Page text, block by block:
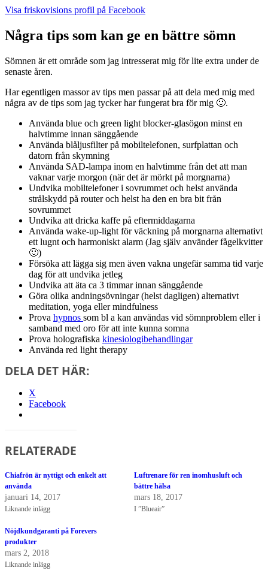
Facebook
på
profil
Google+
Visa friskovisions profil på Facebook
Några tips som kan ge en bättre sömn
Sömnen är ett område som jag intresserat mig för lite extra under de
senaste åren.
Har egentligen massor av tips men passar på att dela med mig med
några av de tips som jag tycker har fungerat bra för mig 🙂.
Använda blue och green light blocker-glasögon minst en
halvtimme innan sänggående
Använda blåljusfilter på mobiltelefonen, surfplattan och
datorn från skymning
Använda SAD-lampa inom en halvtimme från det att man
vaknar varje morgon (när det är mörkt på morgnarna)
Undvika mobiltelefoner i sovrummet och helst använda
strålskydd på router och helst ha den en bra bit från
sovrummet
Undvika att dricka kaffe på eftermiddagarna
Använda wake-up-light för väckning på morgnarna alternativt
ett lugnt och harmoniskt alarm (Jag själv använder fågelkvitter
🙂)
Försöka att lägga sig men även vakna ungefär samma tid varje
dag för att undvika jetleg
Undvika att äta ca 3 timmar innan sänggående
Göra olika andningsövningar (helst dagligen) alternativt
meditation, yoga eller mindfulness
Prova hypnos som bl a kan användas vid sömnproblem eller i
samband med oro för att inte kunna somna
Prova holografiska kinesiologibehandlingar
Använda red light therapy
DELA DET HÄR:
X
Facebook
RELATERADE
Chiafrön är nyttigt och enkelt att
använda
januari 14, 2017
Liknande inlägg
Luftrenare för ren inomhusluft och
bättre hälsa
mars 18, 2017
I ”Blueair”
Nöjdkundgaranti på Forevers
produkter
mars 2, 2018
Liknande inlägg